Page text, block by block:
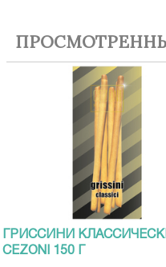
ГРИССИНИ
CEZONI 150 Г